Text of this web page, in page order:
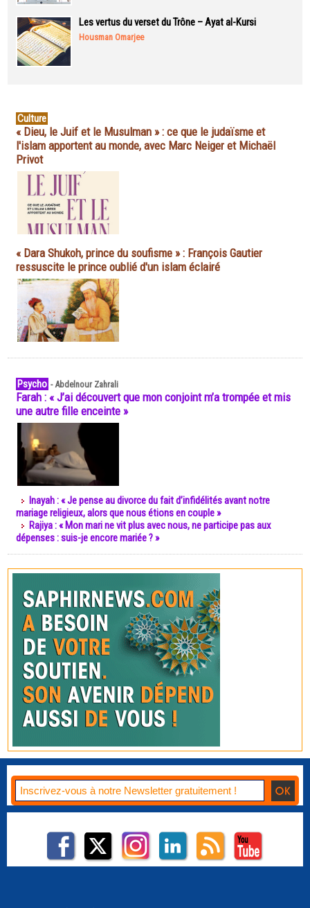
Les vertus du verset du Trône – Ayat al-Kursi
Housman Omarjee
Culture
« Dieu, le Juif et le Musulman » : ce que le judaïsme et
l'islam apportent au monde, avec Marc Neiger et Michaël
Privot
« Dara Shukoh, prince du soufisme » : François Gautier
ressuscite le prince oublié d'un islam éclairé
Psycho -Abdelnour Zahrali
Farah : « J’ai découvert que mon conjoint m’a trompée et mis
une autre fille enceinte »
Inayah : « Je pense au divorce du fait d’infidélités avant notre
mariage religieux, alors que nous étions en couple »
Rajiya : « Mon mari ne vit plus avec nous, ne participe pas aux
dépenses : suis-je encore mariée ? »